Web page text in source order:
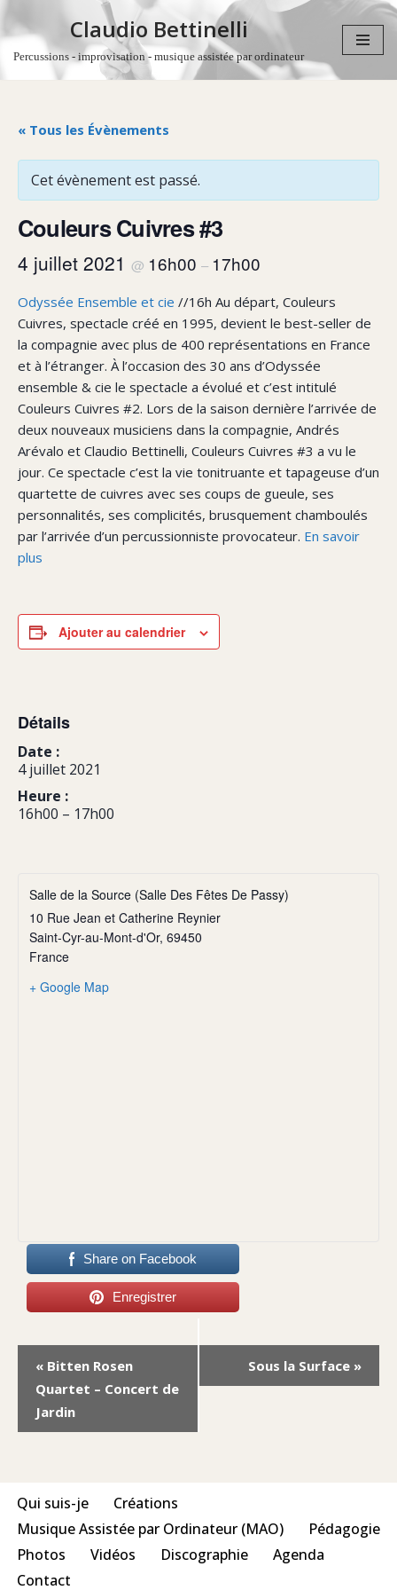
Aller
Claudio Bettinelli
Percussions - improvisation - musique assistée par ordinateur
« Tous les Évènements
Cet évènement est passé.
Couleurs Cuivres #3
4 juillet 2021 @ 16h00 – 17h00
Odyssée Ensemble et cie //16h Au départ, Couleurs
Cuivres, spectacle créé en 1995, devient le best-seller de
la compagnie avec plus de 400 représentations en France
et à l’étranger. À l’occasion des 30 ans d’Odyssée
ensemble & cie le spectacle a évolué et c’est intitulé
Couleurs Cuivres #2. Lors de la saison dernière l’arrivée de
deux nouveaux musiciens dans la compagnie, Andrés
Arévalo et Claudio Bettinelli, Couleurs Cuivres #3 a vu le
jour. Ce spectacle c’est la vie tonitruante et tapageuse d’un
quartette de cuivres avec ses coups de gueule, ses
personnalités, ses complicités, brusquement chamboulés
par l’arrivée d’un percussionniste provocateur. En savoir
plus
Ajouter au calendrier
Détails
Date :
4 juillet 2021
Heure :
16h00 – 17h00
Salle de la Source (Salle Des Fêtes De Passy)
10 Rue Jean et Catherine Reynier
Saint-Cyr-au-Mont-d'Or, 69450
France
+ Google Map
Share on Facebook
Enregistrer
Navigation
Évènement
« Bitten Rosen
Quartet – Concert de
Jardin
Sous la Surface »
Qui suis-je
Créations
Musique Assistée par Ordinateur (MAO)
Pédagogie
Photos
Vidéos Discographie
Agenda
Contact